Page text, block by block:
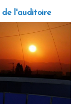
de l'auditoire